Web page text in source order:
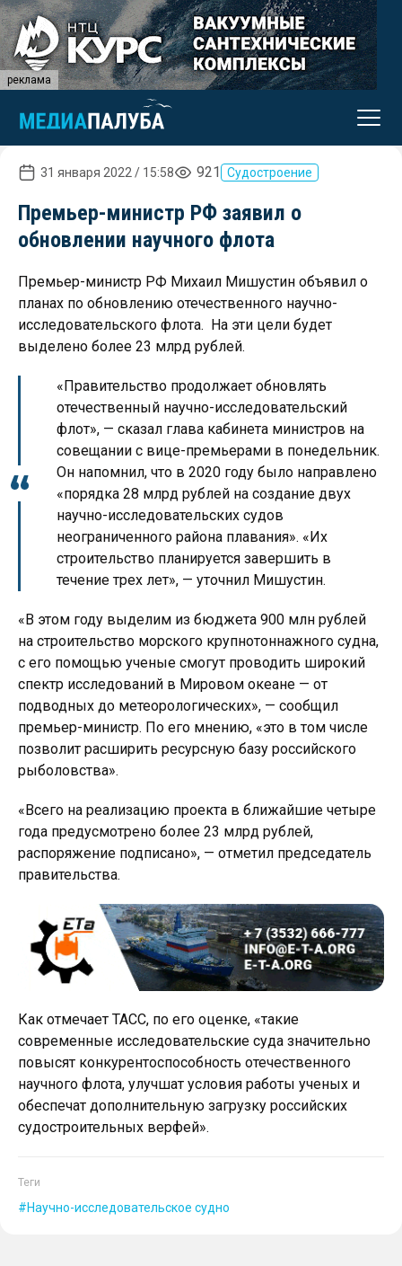
реклама
31 января 2022 / 15:58 921 Судостроение
Премьер-министр РФ заявил о
обновлении научного флота
Премьер-министр РФ Михаил Мишустин объявил о
планах по обновлению отечественного научно-
исследовательского флота. На эти цели будет
выделено более 23 млрд рублей.
«Правительство продолжает обновлять
отечественный научно-исследовательский
флот», — сказал глава кабинета министров на
совещании с вице-премьерами в понедельник.
Он напомнил, что в 2020 году было направлено
«порядка 28 млрд рублей на создание двух
научно-исследовательских судов
неограниченного района плавания». «Их
строительство планируется завершить в
течение трех лет», — уточнил Мишустин.
«В этом году выделим из бюджета 900 млн рублей
на строительство морского крупнотоннажного судна,
с его помощью ученые смогут проводить широкий
спектр исследований в Мировом океане — от
подводных до метеорологических», — сообщил
премьер-министр. По его мнению, «это в том числе
позволит расширить ресурсную базу российского
рыболовства».
«Всего на реализацию проекта в ближайшие четыре
года предусмотрено более 23 млрд рублей,
распоряжение подписано», — отметил председатель
правительства.
Как отмечает ТАСС, по его оценке, «такие
современные исследовательские суда значительно
повысят конкурентоспособность отечественного
научного флота, улучшат условия работы ученых и
обеспечат дополнительную загрузку российских
судостроительных верфей».
Теги
Научно-исследовательское судно